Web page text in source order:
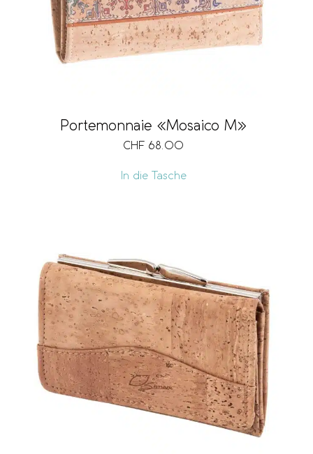
Portemonnaie «Mosaico M»
CHF 68.00
In die Tasche